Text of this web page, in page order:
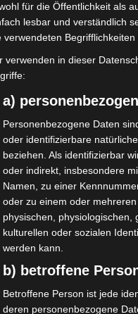
und
zu erzeugen.“
Behrens:
für die Öffentlichkeit als
lesbar und verständlich
verwendeten Begrifflichkeiten
verwenden in dieser
a)
Personenbezogene Daten
oder identifizierbare
beziehen. Als identifizierbar
oder indirekt, insbesondere
Namen, zu einer
oder zu einem oder
physischen, physiologischen,
kulturellen oder sozialen
werden kann.
b) betroffene
Betroffene Person ist jede
deren personenbezogene